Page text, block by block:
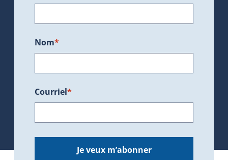
Nom*
Courriel*
Je veux m’abonner